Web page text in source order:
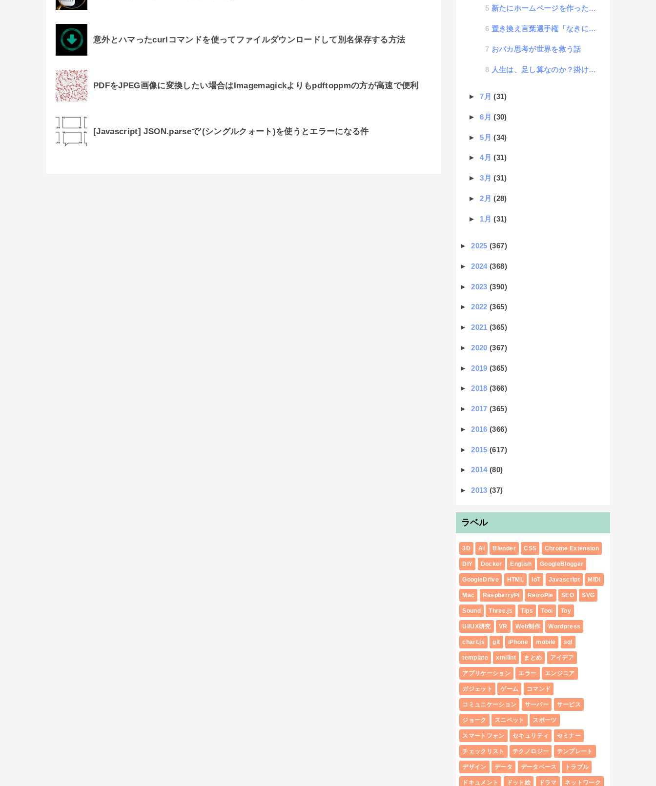
意外とハマったcurlコマンドを使ってファイルダウンロードして別名保存する方法
PDFをJPEG画像に変換したい場合はImagemagickよりもpdftoppmの方が高速で便利
[Javascript] JSON.parseで'(シングルクォート)を使うとエラーになる件
新たにホームページを作ったら客がどんどん来ると思ってしまう心理効果に名称があった
置き換え言葉選手権「なきにしもあらず」
おバカ思考が世界を救う話
人生は、足し算なのか？掛け算なのか？
►7月(31)
►6月(30)
►5月(34)
►4月(31)
►3月(31)
►2月(28)
► 1月(31)
►2025(367)
►2024(368)
►2023(390)
►2022(365)
►2021(365)
►2020(367)
►2019(365)
►2018(366)
►2017(365)
►2016(366)
►2015(617)
►2014(80)
►2013(37)
ラベル
3D AI Blender CSS Chrome Extension
DIY Docker English GoogleBlogger
GoogleDrive HTML IoT Javascript MIDI
Mac RaspberryPi RetroPie SEO SVG
Sound Three.js Tips Tool Toy
UI/UX研究 VR Web制作 Wordpress
chart.js git iPhone mobile sql
template xmllint まとめ アイデア
アプリケーション エラー エンジニア
ガジェット ゲーム コマンド
コミュニケーション サーバー サービス
ジョーク スニペット スポーツ
スマートフォン セキュリティ セミナー
チェックリスト テクノロジー テンプレート
デザイン データ データベース トラブル
ドキュメント ドット絵 ドラマ ネットワーク